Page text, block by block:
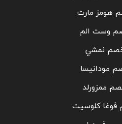
هومز مارت
وست الم
نمشي
مودانيسا
ممزورلد
كلوسيت